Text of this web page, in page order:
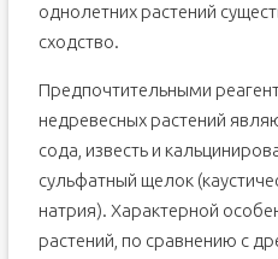
однолетних растений
сходство.
Предпочтительными
недревесных растений
сода, известь и
сульфатный щелок
натрия). Характерной
растений, по сравнению с